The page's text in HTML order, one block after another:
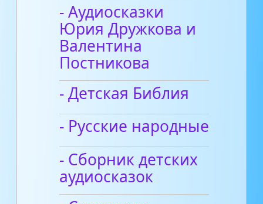
- Аудиосказки
Юрия Дружкова и
Валентина
Постникова
- Детская Библия
- Русские народные
- Сборник детских
аудиосказок